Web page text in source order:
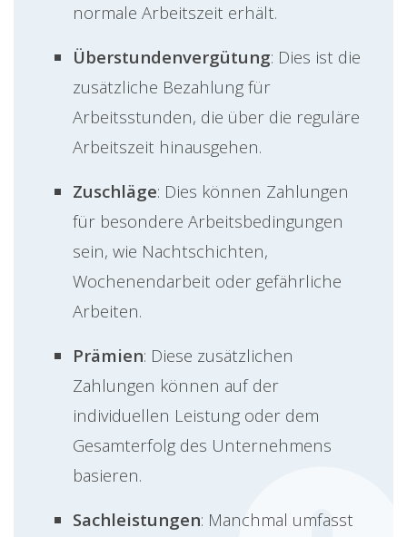
normale Arbeitszeit erhält.
Überstundenvergütung: Dies ist die
zusätzliche Bezahlung für
Arbeitsstunden, die über die reguläre
Arbeitszeit hinausgehen.
Zuschläge: Dies können Zahlungen
für besondere Arbeitsbedingungen
sein, wie Nachtschichten,
Wochenendarbeit oder gefährliche
Arbeiten.
Prämien: Diese zusätzlichen
Zahlungen können auf der
individuellen Leistung oder dem
Gesamterfolg des Unternehmens
basieren.
Sachleistungen: Manchmal umfasst